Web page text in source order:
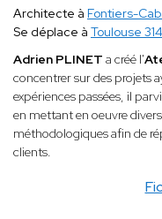
Architecte à Fontiers-
Se déplace à Toulouse
Adrien PLINET a créé l'
concentrer sur des projets
expériences passées, il
en mettant en oeuvre
méthodologiques afin de
clients.